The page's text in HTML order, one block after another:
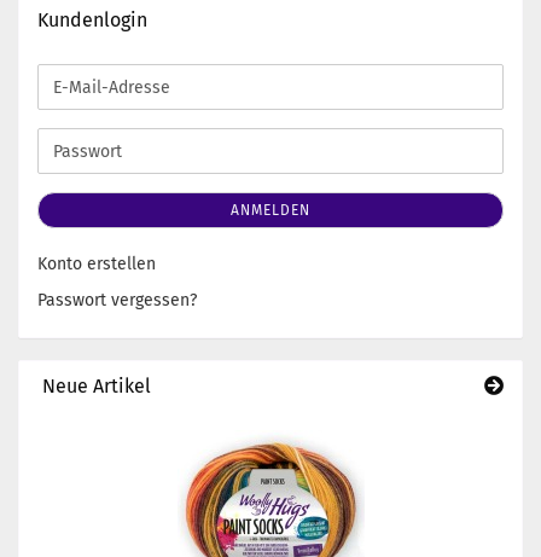
Kundenlogin
E-
Mail-
Adresse
Passwort
ANMELDEN
Konto erstellen
Passwort vergessen?
Neue Artikel